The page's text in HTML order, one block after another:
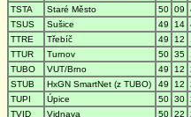
TSTA
Staré Město 50 09
TSUS
Sušice 49 14
TTRE
Třebíč 49 12
TTUR
Turnov 50 35
TUBO
VUT/Brno 49 12
STUB
HxGN SmartNet (z TUBO) 49 12
TUPI
Úpice 50 30
TVID
Vidnava 50 22